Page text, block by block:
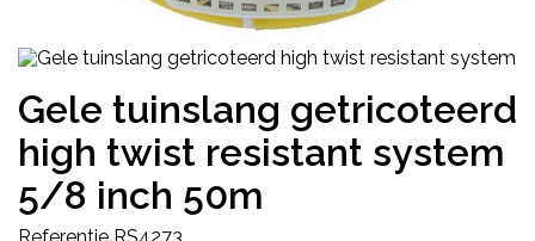
Gele tuinslang getricoteerd
high twist resistant system
5/8 inch 50m
Referentie RS4273